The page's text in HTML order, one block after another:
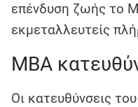
επένδυση ζωής το
εκμεταλλευτείς
MBA
Οι κατευθύνσεις